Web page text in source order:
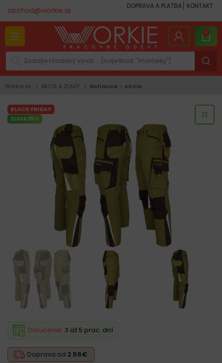
obchod@workie.sk DOPRAVA A PLATBA KONTAKT
0
Workie.sk AKCIE A ZĽAVY Nohavice - AKCIA
BLACK FRIDAY
ZĽAVA 35%
Doprava od 2.56€
Doručenie: 3 až 5 prac. dní